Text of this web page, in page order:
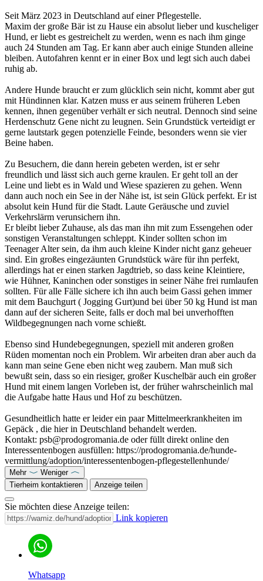
Seit März 2023 in Deutschland auf einer Pflegestelle.
Maxim der große Bär ist zu Hause ein absolut lieber und kuscheliger
Hund, er liebt es gestreichelt zu werden, wenn es nach ihm ginge
auch 24 Stunden am Tag. Er kann aber auch einige Stunden alleine
bleiben. Autofahren kennt er in einer Box und legt sich auch dabei
ruhig ab.
Andere Hunde braucht er zum glücklich sein nicht, kommt aber gut
mit Hündinnen klar. Katzen muss er aus seinem früheren Leben
kennen, ihnen gegenüber verhält er sich neutral. Dennoch sind seine
Herdenschutz Gene nicht zu leugnen. Sein Grundstück verteidigt er
gerne lautstark gegen potenzielle Feinde, besonders wenn sie vier
Beine haben.
Zu Besuchern, die dann herein gebeten werden, ist er sehr
freundlich und lässt sich auch gerne kraulen. Er geht toll an der
Leine und liebt es in Wald und Wiese spazieren zu gehen. Wenn
dann auch noch ein See in der Nähe ist, ist sein Glück perfekt. Er ist
absolut kein Hund für die Stadt. Laute Geräusche und zuviel
Verkehrslärm verunsichern ihn.
Er bleibt lieber Zuhause, als das man ihn mit zum Essengehen oder
sonstigen Veranstaltungen schleppt. Kinder sollten schon im
Teenager Alter sein, da ihm auch kleine Kinder nicht ganz geheuer
sind. Ein großes eingezäunten Grundstück wäre für ihn perfekt,
allerdings hat er einen starken Jagdtrieb, so dass keine Kleintiere,
wie Hühner, Kaninchen oder sonstiges in seiner Nähe frei rumlaufen
sollten. Für alle Fälle sichere ich ihn auch beim Gassi gehen immer
mit dem Bauchgurt ( Jogging Gurt)und bei über 50 kg Hund ist man
dann auf der sicheren Seite, falls er doch mal bei unverhofften
Wildbegegnungen nach vorne schießt.
Ebenso sind Hundebegegnungen, speziell mit anderen großen
Rüden momentan noch ein Problem. Wir arbeiten dran aber auch da
kann man seine Gene eben nicht weg zaubern. Man muß sich
bewußt sein, dass so ein riesiger, großer Kuschelbär auch ein großer
Hund mit einem langen Vorleben ist, der früher wahrscheinlich mal
die Aufgabe hatte Haus und Hof zu beschützen.
Gesundheitlich hatte er leider ein paar Mittelmeerkrankheiten im
Gepäck , die hier in Deutschland behandelt werden.
Kontakt: psb@prodogromania.de oder füllt direkt online den
Interessentenbogen ausfüllen: https://prodogromania.de/hunde-
vermittlung/adoption/interessentenbogen-pflegestellenhunde/
Mehr
Weniger
Tierheim kontaktieren
Anzeige teilen
Sie möchten diese Anzeige teilen:
Link kopieren
Whatsapp